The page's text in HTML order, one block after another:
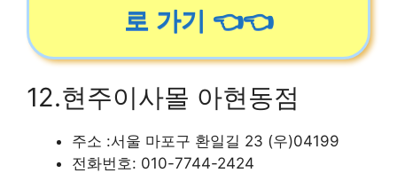
로 가기 👈👈
12.현주이사몰 아현동점
주소 :서울 마포구 환일길 23 (우)04199
전화번호: 010-7744-2424